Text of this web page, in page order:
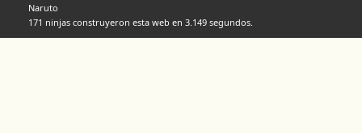
Naruto
171 ninjas construyeron esta web en 3.149 segundos.